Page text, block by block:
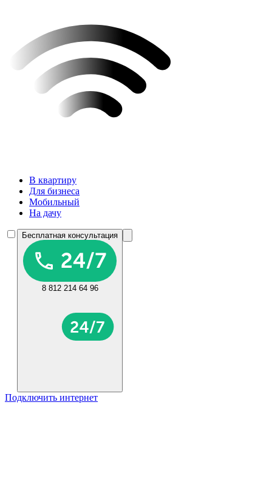
В квартиру
Для бизнеса
Мобильный
На дачу
Бесплатная консультация
8 812 214 64 96
Подключить интернет